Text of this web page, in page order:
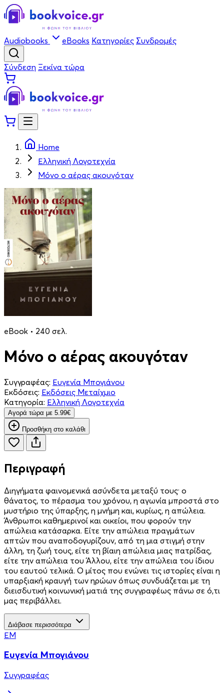
Audiobooks eBooks Κατηγορίες Συνδρομές
Σύνδεση Ξεκίνα τώρα
Home
Ελληνική Λογοτεχνία
Μόνο ο αέρας ακουγόταν
eBook • 240 σελ.
Μόνο ο αέρας ακουγόταν
Συγγραφέας: Ευγενία Μπογιάνου
Εκδόσεις: Εκδόσεις Μεταίχμιο
Κατηγορία: Ελληνική Λογοτεχνία
Aγορά τώρα με 5.99€
Προσθήκη στο καλάθι
Περιγραφή
Διηγήματα φαινομενικά ασύνδετα μεταξύ τους· ο
θάνατος, το πέρασμα του χρόνου, η αγωνία μπροστά στο
μυστήριο της ύπαρξης, η μνήμη και, κυρίως, η απώλεια.
Άνθρωποι καθημερινοί και οικείοι, που φορούν την
απώλεια κατάσαρκα. Είτε την απώλεια πραγμάτων
απτών που αναποδογυρίζουν, από τη μια στιγμή στην
άλλη, τη ζωή τους, είτε τη βίαιη απώλεια μιας πατρίδας,
είτε την απώλεια του Άλλου, είτε την απώλεια του ίδιου
του εαυτού τελικά. Ο μίτος που ενώνει τις ιστορίες είναι η
υπαρξιακή κραυγή των ηρώων όπως συνδυάζεται με τη
διεισδυτική κοινωνική ματιά της συγγραφέως πάνω σε ό,τι
μας περιβάλλει.
Διάβασε περισσότερα
ΕΜ
Ευγενία Μπογιάνου
Συγγραφέας